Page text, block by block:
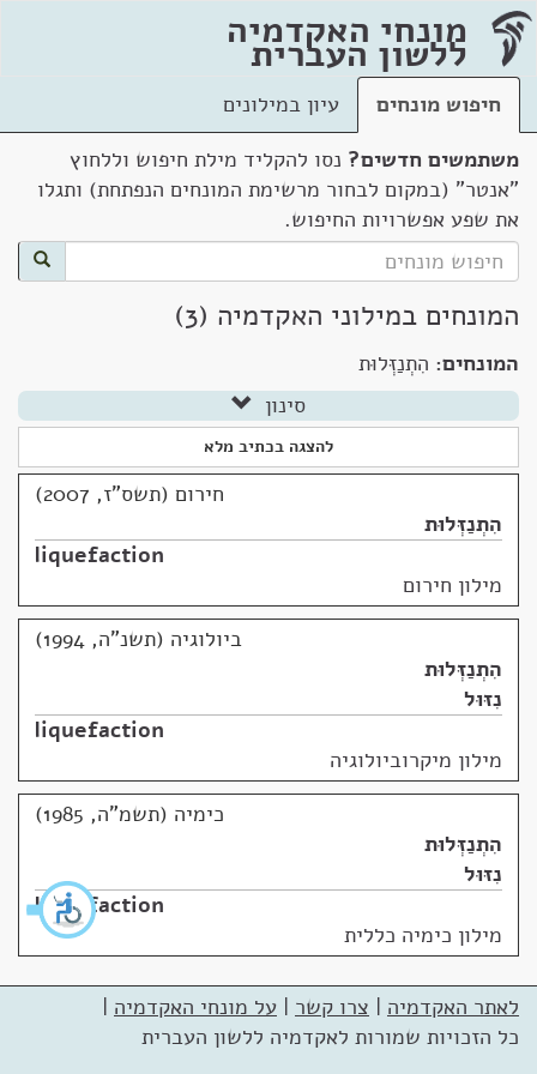
מונחי האקדמיה
ללשון העברית
חיפוש מונחים
עיון במילונים
משתמשים חדשים? נסו להקליד מילת חיפוש וללחוץ
"אנטר" (במקום לבחור מרשימת המונחים הנפתחת) ותגלו
את שפע אפשרויות החיפוש.
המונחים במילוני האקדמיה (3)
המונחים: הִתְנַזְּלוּת
סינון
להצגה בכתיב מלא
חירום (תשס"ז, 2007)
הִתְנַזְּלוּת
liquefaction
מילון חירום
ביולוגיה (תשנ"ה, 1994)
הִתְנַזְּלוּת
נִזּוּל
liquefaction
מילון מיקרוביולוגיה
כימיה (תשמ"ה, 1985)
הִתְנַזְּלוּת
נִזּוּל
liquefaction
מילון כימיה כללית
לאתר האקדמיה | צרו קשר | על מונחי האקדמיה |
כל הזכויות שמורות לאקדמיה ללשון העברית